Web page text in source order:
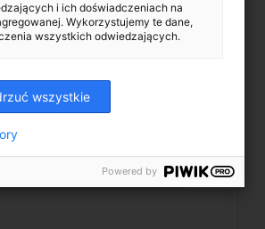
i ich doświadczeniach na
Wykorzystujemy te dane,
wszystkich odwiedzających.
wszystkie
Powered by